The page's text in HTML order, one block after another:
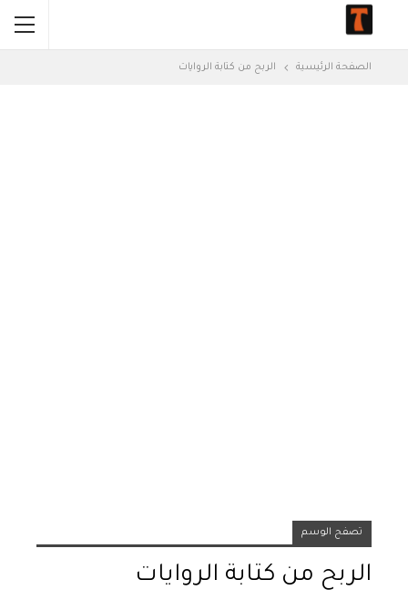
الصفحة الرئيسية الربح من كتابة الروايات
تصفح الوسم
الربح من كتابة الروايات